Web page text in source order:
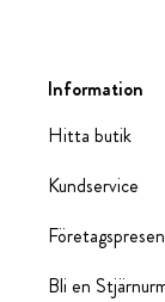
Information
Hitta butik
Kundservice
Bli en